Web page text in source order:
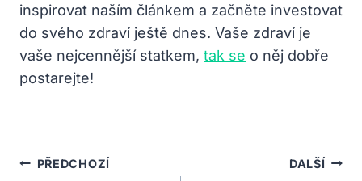
inspirovat naším článkem a⁣ začněte investovat
do svého ⁢zdraví ještě dnes. Vaše zdraví je
vaše nejcennější statkem, tak se o něj dobře
postarejte!
Navigace
PŘEDCHOZÍ DALŠÍ